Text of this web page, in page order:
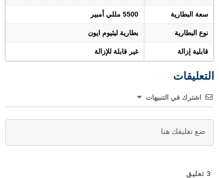
سعة البطارية 5500 مللي أمبير
نوع البطارية بطارية ليثيوم ايون
قابلية إزالة غير قابلة للإزالة
التعليقات
اشترك في التنبيهات
3 تعليق